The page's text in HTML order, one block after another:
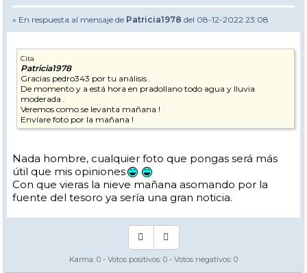
» En respuesta al mensaje de Patricia1978 del 08-12-2022 23:08
Cita
Patricia1978
Gracias pedro343 por tu análisis .
De momento y a está hora en pradollano todo agua y lluvia
moderada .
Veremos como se levanta mañana !
Envíare foto por la mañana !
Nada hombre, cualquier foto que pongas será más
útil que mis opiniones
Con que vieras la nieve mañana asomando por la
fuente del tesoro ya sería una gran noticia.
Karma: 0 - Votos positivos: 0 - Votos negativos: 0